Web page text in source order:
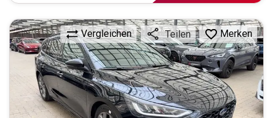
Vergleichen Teilen Merken